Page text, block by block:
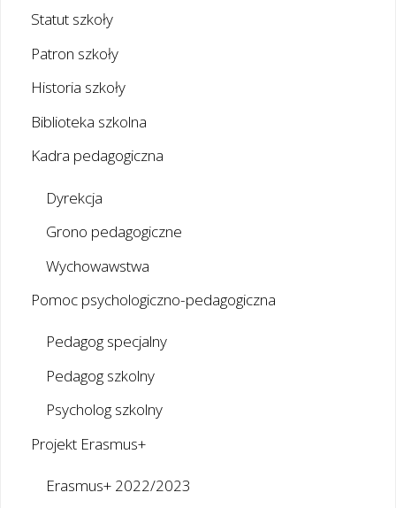
Statut szkoły
Patron szkoły
Historia szkoły
Biblioteka szkolna
Kadra pedagogiczna
Dyrekcja
Grono pedagogiczne
Wychowawstwa
Pomoc psychologiczno-pedagogiczna
Pedagog specjalny
Pedagog szkolny
Psycholog szkolny
Projekt Erasmus+
Erasmus+ 2022/2023